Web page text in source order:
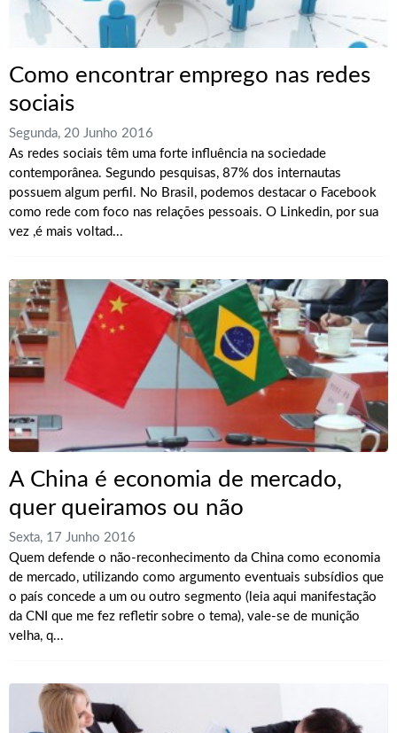
Como encontrar emprego nas redes
sociais
Segunda, 20 Junho 2016
As redes sociais têm uma forte influência na sociedade
contemporânea. Segundo pesquisas, 87% dos internautas
possuem algum perfil. No Brasil, podemos destacar o Facebook
como rede com foco nas relações pessoais. O Linkedin, por sua
vez ,é mais voltad...
A China é economia de mercado,
quer queiramos ou não
Sexta, 17 Junho 2016
Quem defende o não-reconhecimento da China como economia
de mercado, utilizando como argumento eventuais subsídios que
o país concede a um ou outro segmento (leia aqui manifestação
da CNI que me fez refletir sobre o tema), vale-se de munição
velha, q...